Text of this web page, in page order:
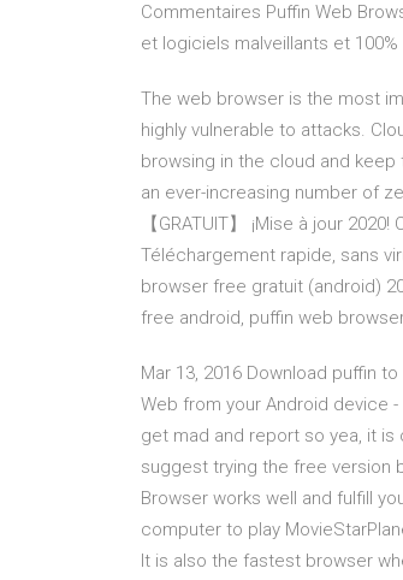
Commentaires Puffin Web
et logiciels malveillants et
The web browser is the most
highly vulnerable to attacks.
browsing in the cloud and keep
an ever-increasing number of
【GRATUIT】 ¡Mise à jour
Téléchargement rapide, sans
browser free gratuit (android)
free android, puffin web
Mar 13, 2016 Download puffin
Web from your Android device
get mad and report so yea, it is
suggest trying the free version
Browser works well and fulfill
computer to play
It is also the fastest browser